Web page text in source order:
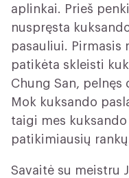
aplinkai. Prieš
nuspręsta
pasauliui. Pirmasis
patikėta skleisti
Chung San,
Mok kuksando
taigi mes
patikimiausių
Savaitė su meistru